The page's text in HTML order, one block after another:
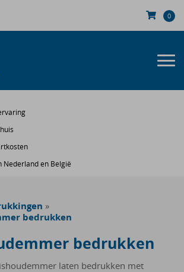
0
Nederland en België
bedrukken
bedrukken
laten bedrukken met